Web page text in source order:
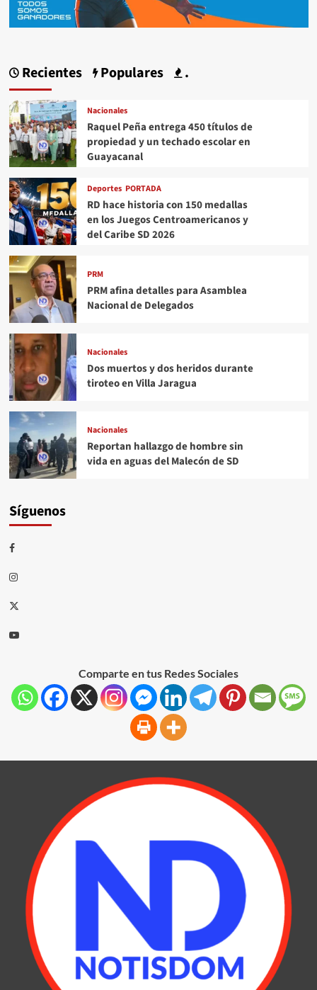
Recientes Populares .
Nacionales
Raquel Peña entrega 450 títulos de
propiedad y un techado escolar en
Guayacanal
Deportes PORTADA
RD hace historia con 150 medallas
en los Juegos Centroamericanos y
del Caribe SD 2026
PRM
PRM afina detalles para Asamblea
Nacional de Delegados
Nacionales
Dos muertos y dos heridos durante
tiroteo en Villa Jaragua
Nacionales
Reportan hallazgo de hombre sin
vida en aguas del Malecón de SD
Síguenos
Comparte en tus Redes Sociales